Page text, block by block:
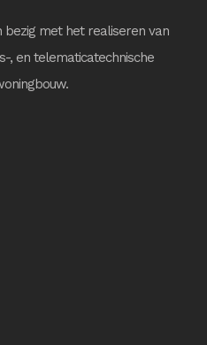
bezig met het realiseren van
, en telematicatechnische